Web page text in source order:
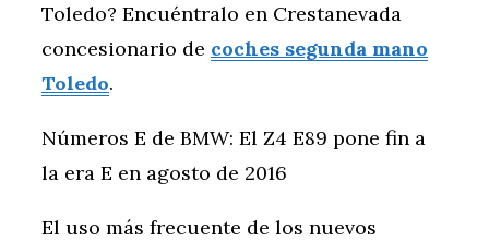
Toledo? Encuéntralo en Crestanevada
concesionario de coches segunda mano
Toledo.
Números E de BMW: El Z4 E89 pone fin a
la era E en agosto de 2016
El uso más frecuente de los nuevos